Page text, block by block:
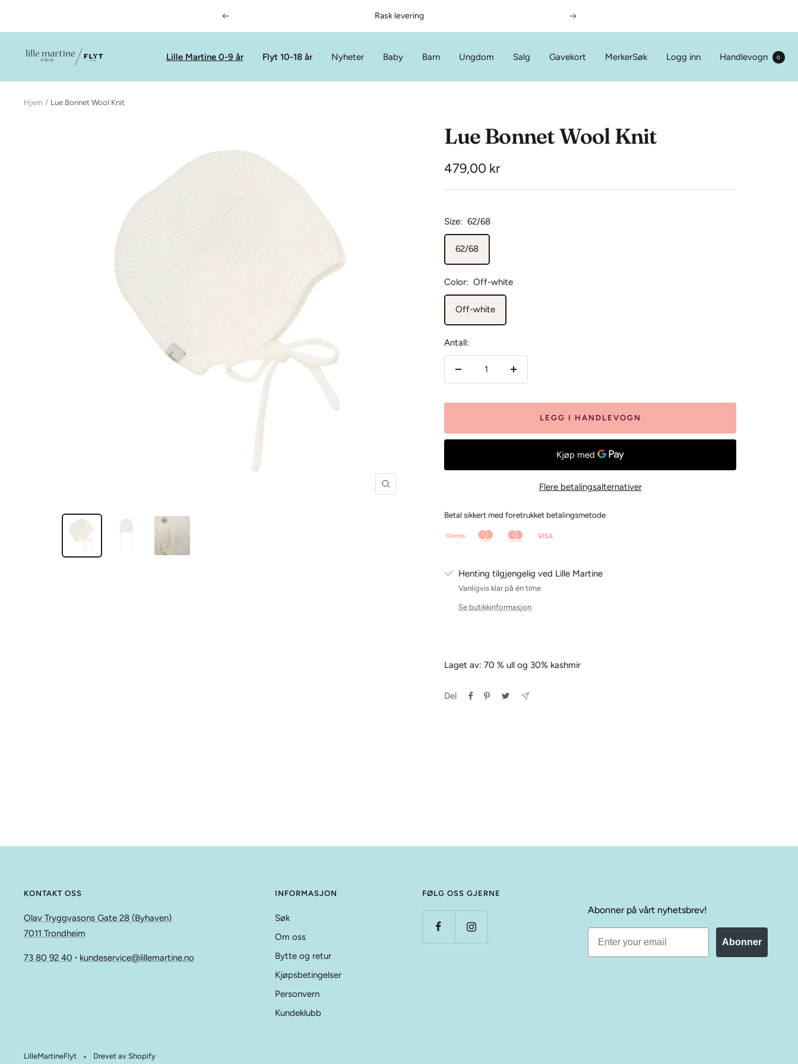
Forrige Rask levering Neste
Lille Martine 0-9 år Flyt 10-18 år Nyheter Baby Barn Ungdom Salg Gavekort Merker
LilleMartineFlyt Søk Logg inn Handlevogn 0
Hjem Lue Bonnet Wool Knit
Forstørr
Lue Bonnet Wool Knit
Tilbud
479,00 kr
Size: 62/68
62/68
Color: Off-white
Off-white
Antall:
LEGG I HANDLEVOGN
Flere betalingsalternativer
Betal sikkert med foretrukket betalingsmetode
Henting tilgjengelig ved Lille Martine
Vanligvis klar på én time
Se butikkinformasjon
Laget av: 70 % ull og 30% kashmir
Del
KONTAKT OSS
Olav Tryggvasons Gate 28 (Byhaven)
7011 Trondheim
73 80 92 40 ∙ kundeservice@lillemartine.no
INFORMASJON
Søk
Om oss
Bytte og retur
Kjøpsbetingelser
Personvern
Kundeklubb
FØLG OSS GJERNE
Abonner på vårt nyhetsbrev!
Abonner
LilleMartineFlyt Drevet av Shopify